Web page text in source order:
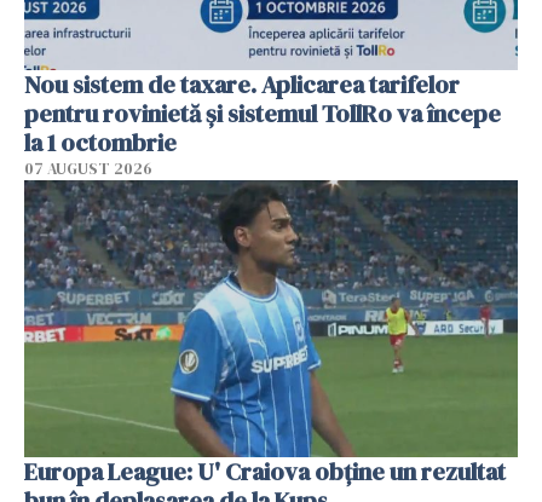
Nou sistem de taxare. Aplicarea tarifelor
pentru rovinietă şi sistemul TollRo va începe
la 1 octombrie
07 AUGUST 2026
Europa League: U' Craiova obține un rezultat